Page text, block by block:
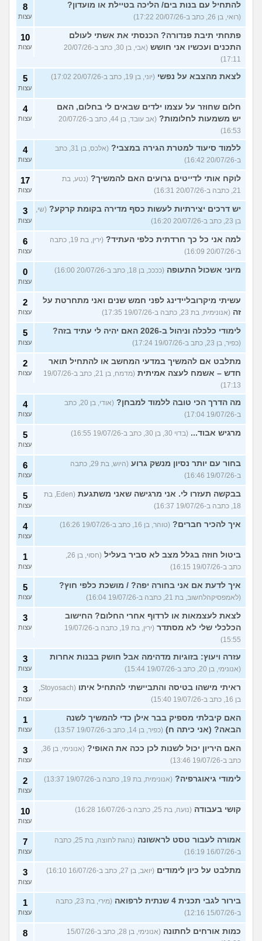
להתחיל עם בנות בים/ הליכה בטיילת או מועדון?
(רואי, בן 26, כתב ב-20/07/26 17:22)
8
עצות
פתחתי תיבת פנדורה? הכנסתי את אשתי לעולם
התכנים ועכשיו אני חושש
(אבי, בן 30, כתב ב-20/07/26
17:11)
10
עצות
לצאת מהצבא על נפשי (יוני, בן 19, כתב ב-20/07/26 17:02) 5
עצות
חלום שחוזר על עצמו ילדים שבאים לי בחלום, האם
יש משמעות לחלומות?
(אב עובד, בן 44, כתב ב-20/07/26
16:53)
4
עצות
ללמוד סיעוד למטרת הגירה במצבי?
(אלכס, בן 31, כתב
ב-20/07/26 16:42)
4
עצות
לוקח אותי לדייטים גרועים האם להמשיך? (נטע, בת
21, כתבה ב-20/07/26 16:31)
17
עצות
יש דרכים יצירתיות לעשות כסף מדירה בקומת קרקע? (שי,
בן 23, כתב ב-20/07/26 16:20)
3
עצות
למה אני כל כך חרדתית כלפי העתיד?
(ירין, בת 19, כתבה
ב-20/07/26 16:09)
6
עצות
מיוני אשכול התעופה (ככככ, בן 18, כתב ב-20/07/26 16:00) 0
עצות
עשיתי מיקרובליידינג לפני חמש שנים ואני מתחרטת על
זה (אנונימית, בת 23, כתבה ב-19/07/26 17:35)
2
עצות
לימודי כלכלה וניהול ב-2026 האם יהיה לי עתיד בזה?
(כפיר, בן 23, כתב ב-19/07/26 17:24)
5
עצות
מתלבט אם להמשיך במדעי המחשב או להתחיל תואר
חדש – אשמח לעצה אמיתית
(מדמח, בן 21, כתב ב-19/07/26
17:13)
2
עצות
מה הדרך הכי טובה ללמוד למבחן?
(אודי, בן 20, כתב
ב-19/07/26 17:04)
4
עצות
מרגיש אבוד... (בדוי 30, בן 30, כתב ב-19/07/26 16:55) 5
עצות
בחור עם יותר נסיון מנשק גרוע
(היוש, בת 29, כתבה
ב-19/07/26 16:46)
6
עצות
בבקשה תעזרו לי. אני מרגישה שאני משתגעת
(Eden, בת
18, כתבה ב-19/07/26 16:37)
5
עצות
איך להכיר חברים? (טוהר, בן 16, כתב ב-19/07/26 16:26) 4
עצות
ביטול חוזה בגלל מצב לא סביר בעליל
(חסוי, בן 26,
כתב ב-19/07/26 16:15)
1
עצות
איך לדעת אם אני בחורה יפה? / מושכת כלפי חוץ?
(לאמפסיקהלחשוב, בת 21, כתבה ב-19/07/26 16:04)
5
עצות
לצאת לעצמאות או לרדוף אחרי החלום? החישוב
הכלכלי שלי לא מסתדר
(ירין, בת 19, כתבה ב-19/07/26
15:55)
3
עצות
עזרה ויעוץ: בזוגיות מדהימה אבל חושק בבנות אחרות
(אנונימי, בן 20, כתב ב-19/07/26 15:44)
3
עצות
ראיתי מישהו בטיסה והתביישתי להתחיל איתו
(Stoyosach,
בן 16, כתב ב-19/07/26 15:40)
3
עצות
האם קיבלתי מספיק בבר אילן כדי להמשיך לשנה
הבאה? (אני כיתה ח) (כפיר, בן 14, כתב ב-19/07/26 13:57)
1
עצות
האם היריון יכול לשנות לכן ככה את האופי?
(אנונימי, בן 36,
כתב ב-19/07/26 13:46)
3
עצות
לימודי גיאוגרפיה? (אנונימית, בת 19, כתבה ב-19/07/26 13:37) 2
עצות
קושי בעבודה (נועה, בת 25, כתבה ב-16/07/26 16:28) 10
עצות
אמורה לעבור טסט לראשונה
(נהגת לחוצה, בת 25, כתבה
ב-16/07/26 16:19)
7
עצות
מתלבט על כיון לימודים (יואב, בן 27, כתב ב-16/07/26 16:10) 3
עצות
בירור לגבי תכנית 4 שנתית לרפואה
(מירי, בת 23, כתבה
ב-15/07/26 12:16)
1
עצות
כמות אורחים לחתונה
(אנונימי, בן 28, כתב ב-15/07/26
8